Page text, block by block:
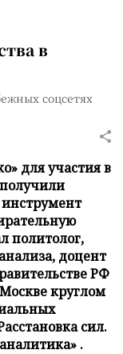
в
соцсетях
для участия в
инструмент
политолог,
доцент
РФ
круглом
сил.
.